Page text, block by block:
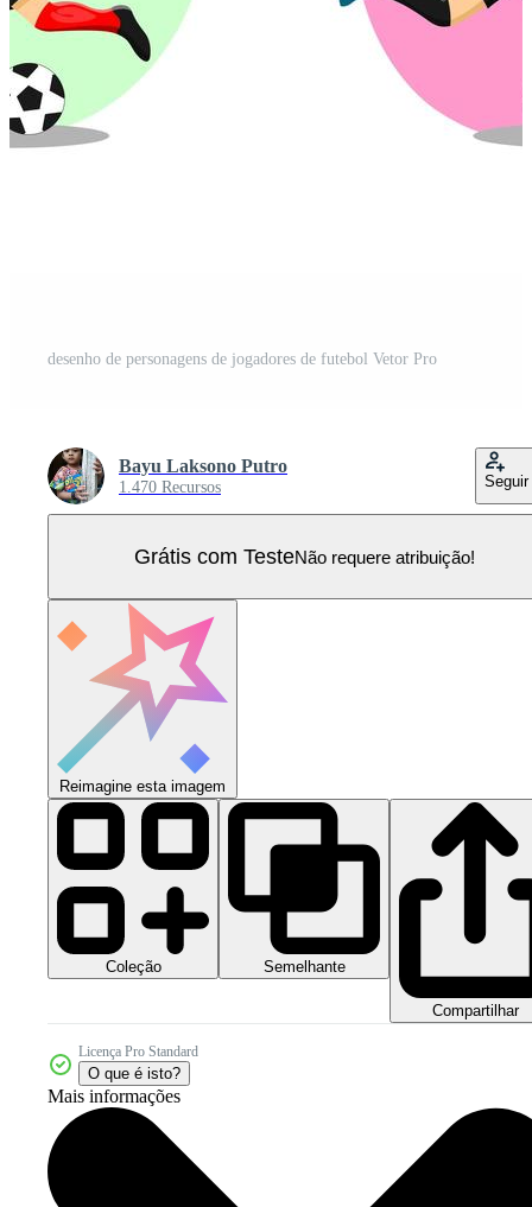
desenho de personagens de jogadores de futebol Vetor Pro
Bayu Laksono Putro
1.470 Recursos Seguir
Grátis com TesteNão requere atribuição!
Reimagine esta imagem
Coleção Semelhante
Compartilhar
Licença Pro Standard
O que é isto?
Mais informações